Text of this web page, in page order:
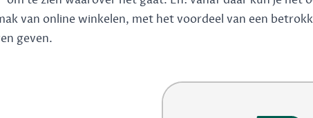
van online winkelen, met het voordeel van een
geven.